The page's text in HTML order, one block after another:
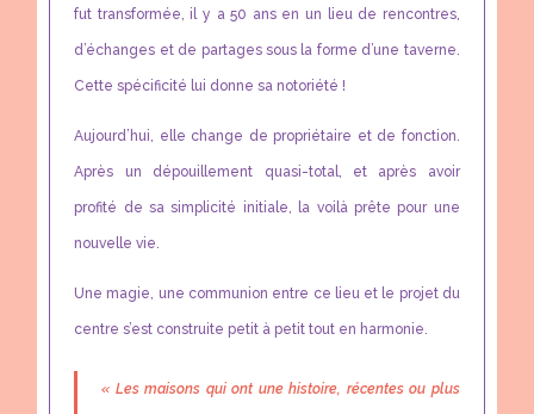
fut transformée, il y a 50 ans en un lieu de rencontres,
d’échanges et de partages sous la forme d’une taverne.
Cette spécificité lui donne sa notoriété !
Aujourd’hui, elle change de propriétaire et de fonction.
Après un dépouillement quasi-total, et après avoir
profité de sa simplicité initiale, la voilà prête pour une
nouvelle vie.
Une magie, une communion entre ce lieu et le projet du
centre s’est construite petit à petit tout en harmonie.
« Les maisons qui ont une histoire, récentes ou plus